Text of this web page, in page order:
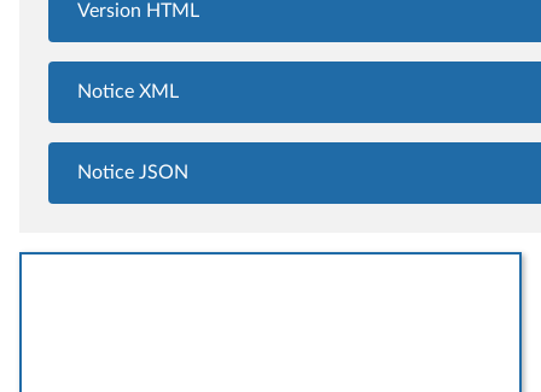
Version HTML
Notice XML
Notice JSON